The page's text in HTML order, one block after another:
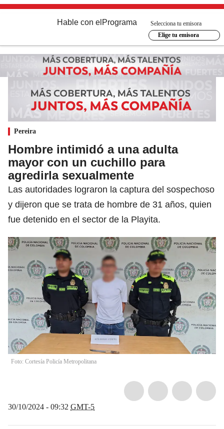
Hable con el Programa
Selecciona tu emisora
Elige tu emisora
Pereira
Hombre intimidó a una adulta
mayor con un cuchillo para
agredirla sexualmente
Las autoridades lograron la captura del sospechoso
y dijeron que se trata de hombre de 31 años, quien
fue detenido en el sector de la Playita.
Foto: Cortesía Policía Metropolitana
30/10/2024 - 09:32 GMT-5